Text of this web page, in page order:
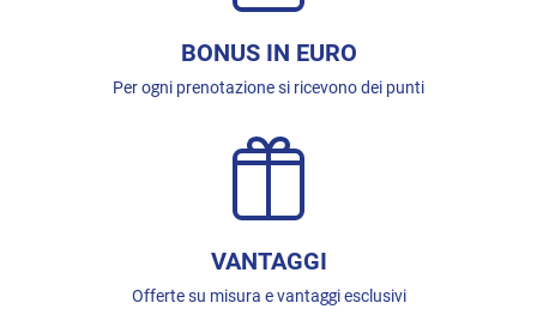
BONUS IN EURO
Per ogni prenotazione si ricevono dei punti
VANTAGGI
Offerte su misura e vantaggi esclusivi